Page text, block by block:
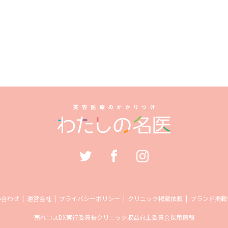
わせ 運営会社 プライバシーポリシー クリニック掲載依頼 ブランド掲
売れコスDX実行委員長クリニック収益向上委員会採用情報